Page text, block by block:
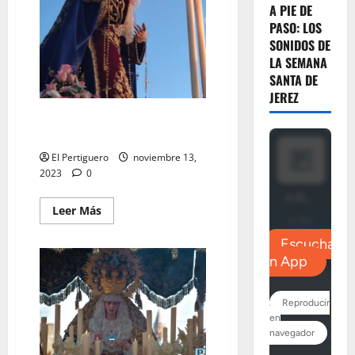
El Pertiguero
noviembre 13,
2023
0
Leer MásLeer
más
EN
VIDEO:
«Rosario
Vespertino
de
la
Virgen
del
Amparo»
A PIE DE
PASO: LOS
SONIDOS DE
LA SEMANA
SANTA DE
JEREZ